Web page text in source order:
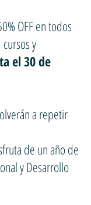
OFF ⁣en todos
y
el 30 de
a repetir
de un año de
y Desarrollo